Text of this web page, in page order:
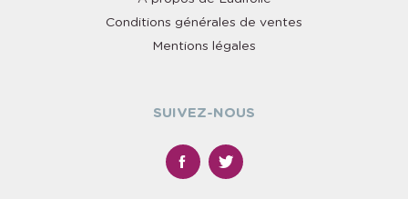
Conditions générales de ventes
Mentions légales
SUIVEZ-NOUS